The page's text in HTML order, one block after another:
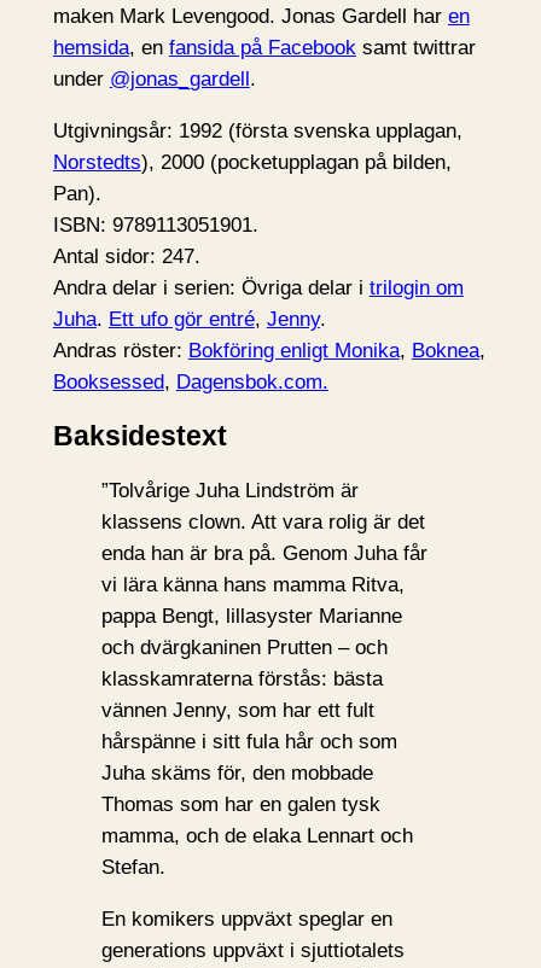
maken Mark Levengood. Jonas Gardell har en
hemsida, en fansida på Facebooksamt twittrar
under @jonas_gardell.
Utgivningsår: 1992 (första svenska upplagan,
Norstedts), 2000 (pocketupplagan på bilden,
Pan).
ISBN: 9789113051901.
Antal sidor: 247.
Andra delar i serien: Övriga delar i trilogin om
Juha. Ett ufo gör entré, Jenny.
Andras röster: Bokföring enligt Monika, Boknea,
Booksessed, Dagensbok.com.
Baksidestext
”Tolvårige Juha Lindström är
klassens clown. Att vara rolig är det
enda han är bra på. Genom Juha får
vi lära känna hans mamma Ritva,
pappa Bengt, lillasyster Marianne
och dvärgkaninen Prutten – och
klasskamraterna förstås: bästa
vännen Jenny, som har ett fult
hårspänne i sitt fula hår och som
Juha skäms för, den mobbade
Thomas som har en galen tysk
mamma, och de elaka Lennart och
Stefan.
En komikers uppväxt speglar en
generations uppväxt i sjuttiotalets